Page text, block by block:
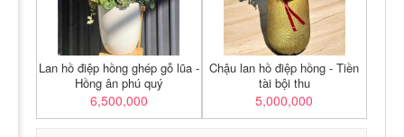
Lan hồ điệp hồng ghép gỗ lũa -
Hồng ân phú quý
6,500,000
Chậu lan hồ điệp hồng - Tiền
tài bội thu
5,000,000